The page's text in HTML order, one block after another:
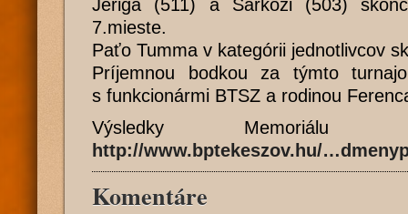
Jeriga (511) a Šarközi (503)
7.mieste.
Paťo Tumma v kategórii jednotlivcov
Príjemnou bodkou za týmto
s funkcionármi BTSZ a rodinou
Výsledky Memoriálu
http://www.bptekeszov.hu/
Komentáre